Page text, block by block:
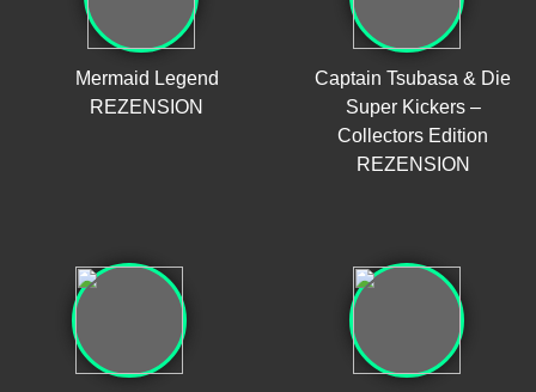
Mermaid Legend
REZENSION
Captain Tsubasa & Die
Super Kickers –
Collectors Edition
REZENSION